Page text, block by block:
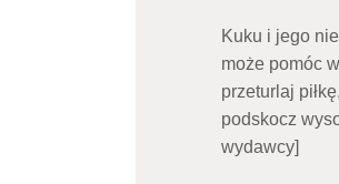
Kuku i jego
może pomóc
przeturlaj
podskocz
wydawcy]